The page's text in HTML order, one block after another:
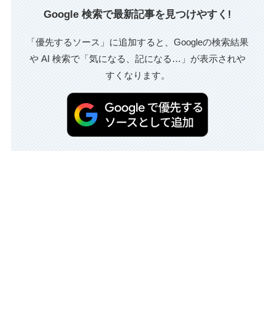
Google 検索で最新記事を見つけやすく!
「優先するソース」に追加すると、Googleの検索結果
や AI 検索で「気になる、記になる…」が表示されや
すくなります。